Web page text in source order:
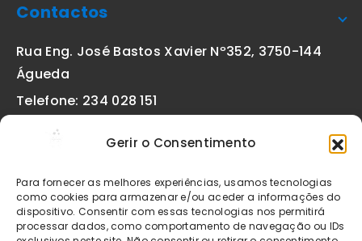
Gerir o Consentimento
Para fornecer as melhores experiências, usamos tecnologias
como cookies para armazenar e/ou aceder a informações do
dispositivo. Consentir com essas tecnologias nos permitirá
processar dados, como comportamento de navegação ou IDs
Contactos
Rua Eng. José Bastos Xavier Nº352, 3750-144
Águeda
Telefone: 234 028 151
geral@etiquetas-online.pt
Os preços indicados incluem IVA à taxa legal em vigor. Todos